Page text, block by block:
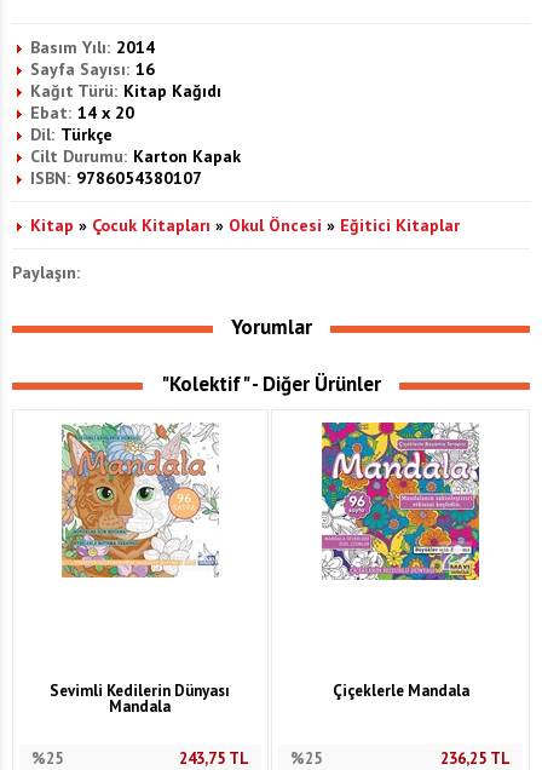
Basım Yılı: 2014
Sayfa Sayısı: 16
Kağıt Türü: Kitap Kağıdı
Ebat: 14 x 20
Dil: Türkçe
Cilt Durumu: Karton Kapak
ISBN: 9786054380107
Kitap » Çocuk Kitapları » Okul Öncesi » Eğitici Kitaplar
Paylaşın:
Yorumlar
"Kolektif" - Diğer Ürünler
Sevimli Kedilerin Dünyası
Mandala
%25 243,75TL
Çiçeklerle Mandala
%25 236,25 TL